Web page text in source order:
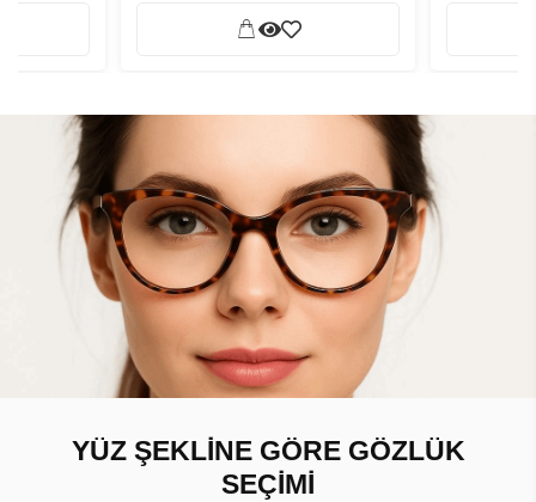
YÜZ ŞEKLİNE GÖRE GÖZLÜK
SEÇİMİ